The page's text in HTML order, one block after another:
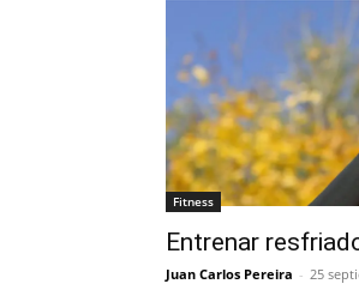
Fitness
Entrenar
Juan Carlos Pereira - 25